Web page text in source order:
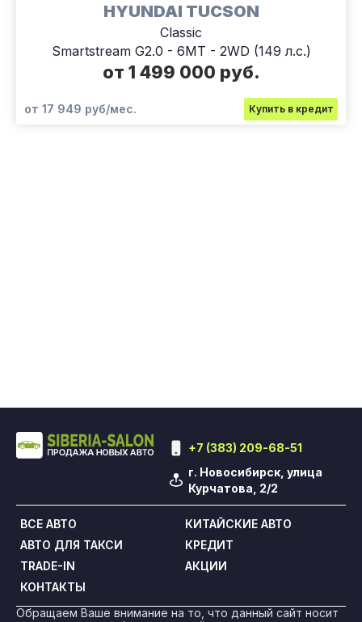
HYUNDAI TUCSON
Classic
Smartstream G2.0 - 6MT - 2WD (149 л.с.)
от 1 499 000 руб.
от 17 949 руб/мес. Купить в кредит
+7 (383) 209-68-51
г. Новосибирск, улица
Курчатова, 2/2
ВСЕ АВТО
КИТАЙСКИЕ АВТО
АВТО ДЛЯ ТАКСИ
КРЕДИТ
TRADE-IN
АКЦИИ
КОНТАКТЫ
Обращаем Ваше внимание на то, что данный сайт носит